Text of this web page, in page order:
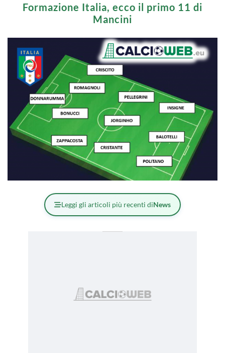
Formazione Italia, ecco il primo 11 di
Mancini
Leggi gli articoli più recenti diNews